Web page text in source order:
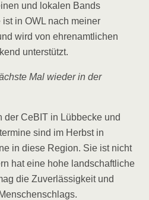
und lokalen Bands
in OWL nach meiner
wird von ehrenamtlichen
unterstützt.
Mal wieder in der
der CeBIT in Lübbecke und
sind im Herbst in
in diese Region. Sie ist nicht
hat eine hohe landschaftliche
die Zuverlässigkeit und